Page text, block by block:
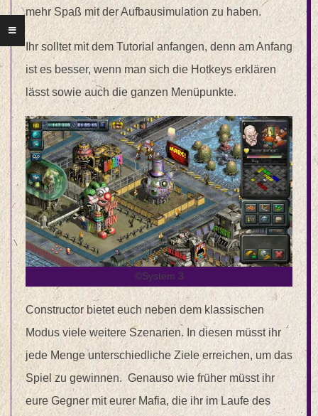
mehr Spaß mit der Aufbausimulation zu haben.
Ihr solltet mit dem Tutorial anfangen, denn am Anfang
ist es besser, wenn man sich die Hotkeys erklären
lässt sowie auch die ganzen Menüpunkte.
©System 3
Constructor bietet euch neben dem klassischen
Modus viele weitere Szenarien. In diesen müsst ihr
jede Menge unterschiedliche Ziele erreichen, um das
Spiel zu gewinnen. Genauso wie früher müsst ihr
eure Gegner mit eurer Mafia, die ihr im Laufe des